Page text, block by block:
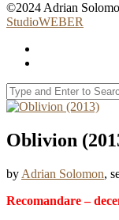
©2024 Adrian
StudioWEBER
Oblivion
by Adrian Solomon,
Recomandare –